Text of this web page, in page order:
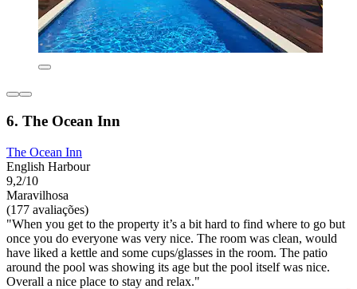
6. The Ocean Inn
The Ocean Inn
English Harbour
9,2/10
Maravilhosa
(177 avaliações)
"When you get to the property it’s a bit hard to find where to go but
once you do everyone was very nice. The room was clean, would
have liked a kettle and some cups/glasses in the room. The patio
around the pool was showing its age but the pool itself was nice.
Overall a nice place to stay and relax."